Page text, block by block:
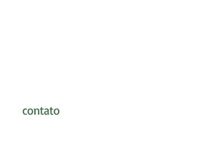
contato